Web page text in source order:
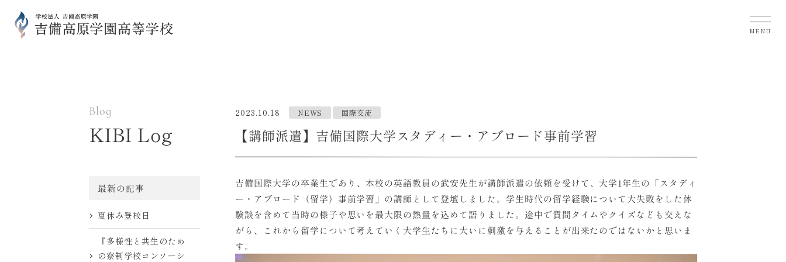
MENU
Blog
KIBI Log
最新の記事
夏休み登校日
『多様性と共生のため
の寮制学校コンソーシ
2023.10.18 NEWS 国際交流
【講師派遣】吉備国際大学スタディー・アブロード事前学習
吉備国際大学の卒業生であり、本校の英語教員の武安先生が講師派遣の依頼を受けて、大学1年生の「スタディ
ー・アブロード（留学）事前学習」の講師として登壇しました。学生時代の留学経験について大失敗をした体
験談を含めて当時の様子や思いを最大限の熱量を込めて語りました。途中で質問タイムやクイズなども交えな
がら、これから留学について考えていく大学生たちに大いに刺激を与えることが出来たのではないかと思いま
す。